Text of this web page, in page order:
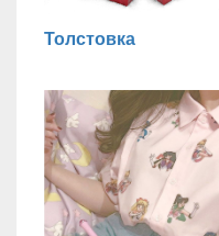
Толстовка